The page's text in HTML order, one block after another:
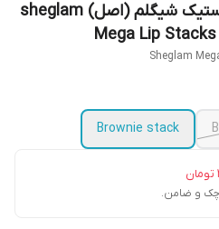
رژلب جامد مات مگا لیپ استیک شیگلم (اصل) sheglam
Mega Lip
Sheglam
Brownie stack
تومان